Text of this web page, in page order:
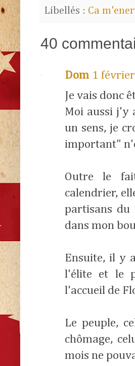
Libellés : Ca
40
Dom 1
Je vais donc
Moi aussi j'y
un sens, je
important"
Outre le
calendrier,
partisans du
dans mon
Ensuite, il y
l'élite et le
l'accueil de
Le peuple,
chômage,
mois ne